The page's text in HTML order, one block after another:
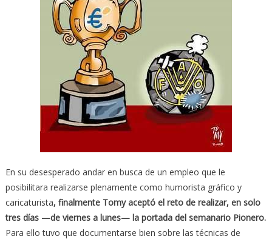
En su desesperado andar en busca de un empleo que le
posibilitara realizarse plenamente como humorista gráfico y
caricaturista, finalmente Tomy aceptó el reto de realizar, en solo
tres días —de viernes a lunes— la portada del semanario Pionero.
Para ello tuvo que documentarse bien sobre las técnicas de